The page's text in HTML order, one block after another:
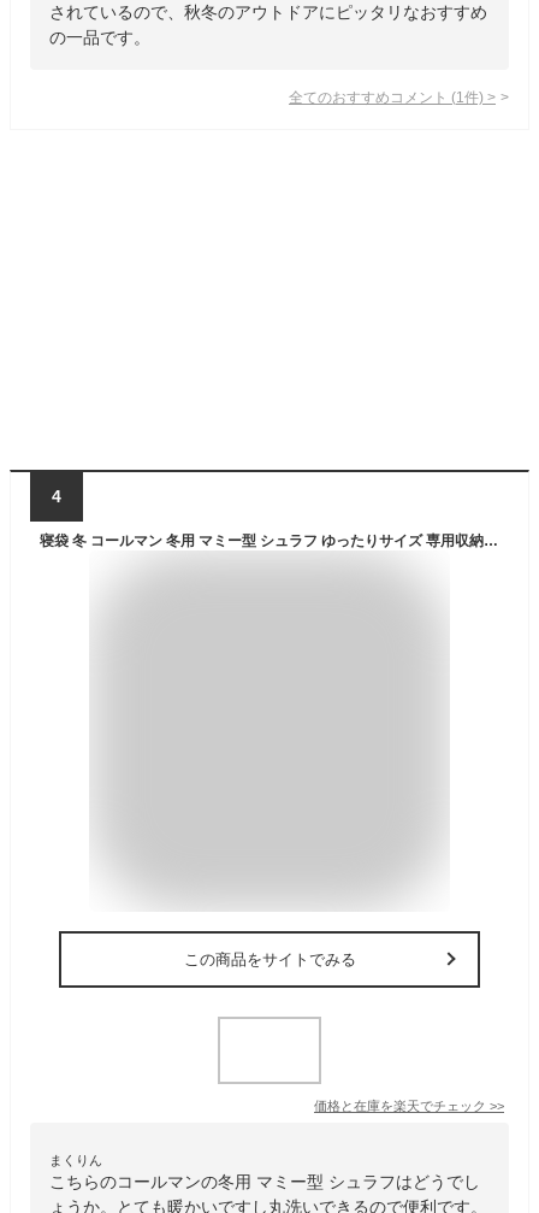
されているので、秋冬のアウトドアにピッタリなおすすめ
の一品です。
全てのおすすめコメント (1 件) >
4
寝袋 冬 コールマン 冬用 マミー型 シュラフ ゆったりサイズ 専用収納袋付き North Rim Mummy Coleman ノースリム スリーピングバッグ ねぶくろ -18度対応 丸洗いOK 来客用 オレンジ/ブラック 最強 車中泊 用 寝袋シュラフ マミー型寝袋
この商品をサイトでみる
価格と在庫を楽天でチェック >>
まくりん
こちらのコールマンの冬用 マミー型 シュラフはどうでし
ょうか。とても暖かいですし丸洗いできるので便利です。